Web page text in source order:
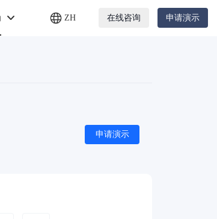
ZH 在线咨询 申请演示
申请演示